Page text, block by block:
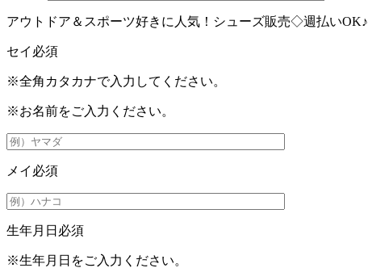
アウトドア＆スポーツ好きに人気！シューズ販売◇週払いOK♪
セイ 必須
※全角カタカナで入力してください。
※お名前をご入力ください。
メイ 必須
生年月日 必須
※生年月日をご入力ください。